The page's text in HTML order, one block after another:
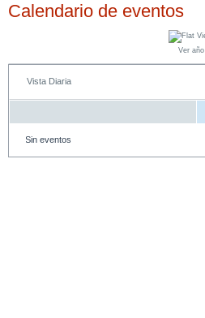
Calendario de eventos
Ver año
Vista Diaria
Sin eventos